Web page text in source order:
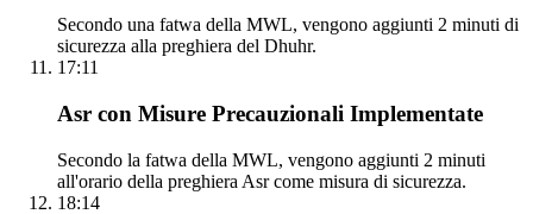
Secondo una fatwa della MWL, vengono aggiunti 2 minuti di
sicurezza alla preghiera del Dhuhr.
17:11
Asr con Misure Precauzionali Implementate
Secondo la fatwa della MWL, vengono aggiunti 2 minuti
all'orario della preghiera Asr come misura di sicurezza.
18:14